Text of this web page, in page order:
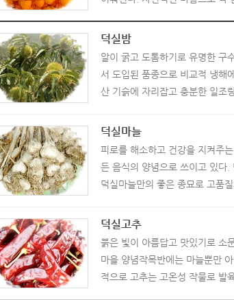
덕실밤
알이 굵고 도톰하기로 유명한 구
서 도입된 품종으로 비교적 냉해
산 기슭에 자리잡고 충분한 일조량
덕실마늘
피로를 해소하고 건강을 지켜주
든 음식의 양념으로 쓰이고 있다
덕실마늘만의 좋은 종묘로 고품질
덕실고추
붉은 빛이 아름답고 맛있기로 소
마을 양념작목반에는 마늘뿐만
적으로 고추는 고온성 작물로 발육